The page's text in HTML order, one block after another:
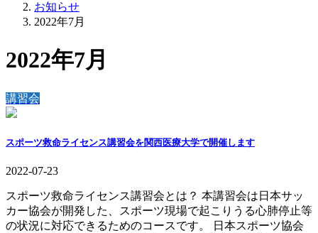
お知らせ
2022年7月
2022年7月
講習会
スポーツ救命ライセンス講習会を関西医療大学で開催します
2022-07-23
スポーツ救命ライセンス講習会とは？ 本講習会は日本サッ
カー協会が開発した、スポーツ現場で起こりうる心肺停止等
の状況に対応できるためのコースです。 日本スポーツ協会